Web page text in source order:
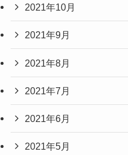
2021年10月
2021年9月
2021年8月
2021年7月
2021年6月
2021年5月